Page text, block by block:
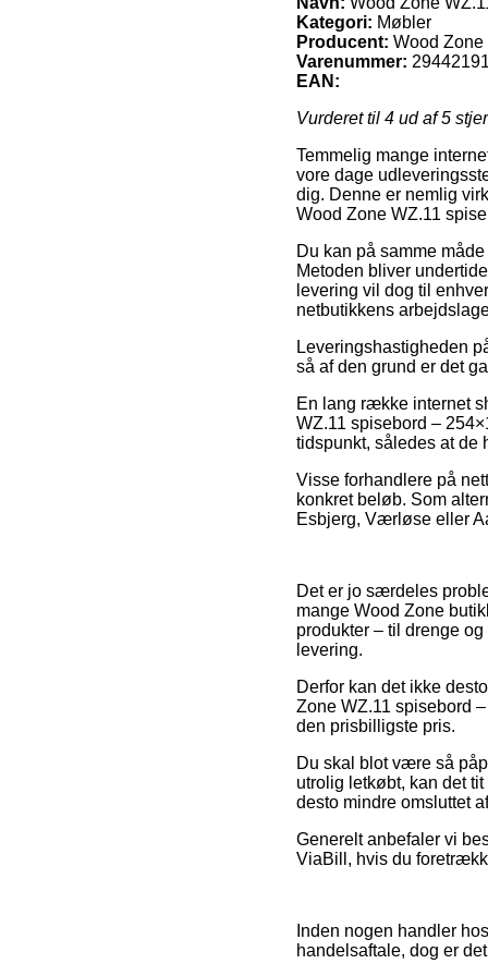
Kategori: Møbler
Producent: Wood Zone
Varenummer:
EAN:
Vurderet til 4 ud af 5
Temmelig mange
vore dage
dig. Denne er nemlig
Wood Zone WZ.11
Du kan på samme
Metoden bliver
levering vil dog til
netbutikkens
Leveringshastigheden
så af den grund er det
En lang række internet
WZ.11 spisebord –
tidspunkt, således at de
Visse forhandlere på
konkret beløb. Som
Esbjerg, Værløse eller
Det er jo særdeles
mange Wood Zone
produkter – til drenge
levering.
Derfor kan det ikke
Zone WZ.11 spisebord
den prisbilligste pris.
Du skal blot være så
utrolig letkøbt, kan det
desto mindre omsluttet
Generelt anbefaler vi
ViaBill, hvis du
Inden nogen handler
handelsaftale, dog er